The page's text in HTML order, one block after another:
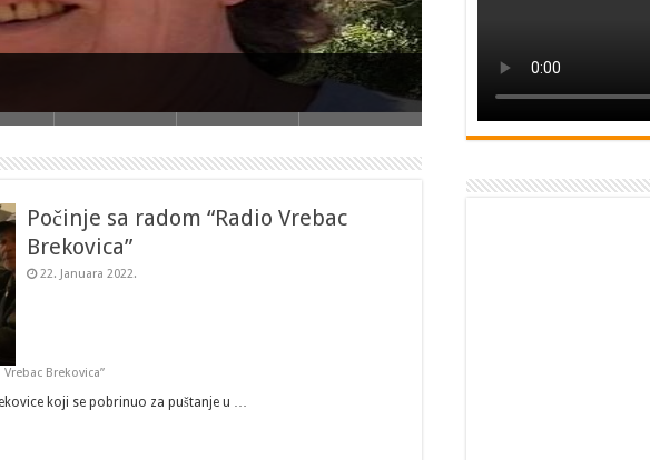
provinciji Bursa u Turskoj
Počinje sa radom “Radio Vrebac
Brekovica”
22. Januara 2022.
Brekovica”
koji se pobrinuo za puštanje u …